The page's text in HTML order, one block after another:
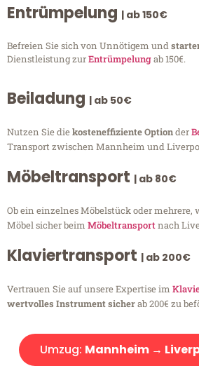
Entrümpelung | ab 150€
Befreien Sie sich von Unnötigem und
Dienstleistung zurEntrümpelungab 150€.
Beiladung | ab 50€
Nutzen Sie diekosteneffiziente Optionder
Transport zwischen Mannheim und
Möbeltransport | ab 80€
Ob ein einzelnes Möbelstück oder
Möbel sicher beim Möbeltransportnach
Klaviertransport | ab 200€
Vertrauen Sie auf unsere Expertise im
wertvolles Instrument sicherab 200€ zu
Umzug: Mannheim →